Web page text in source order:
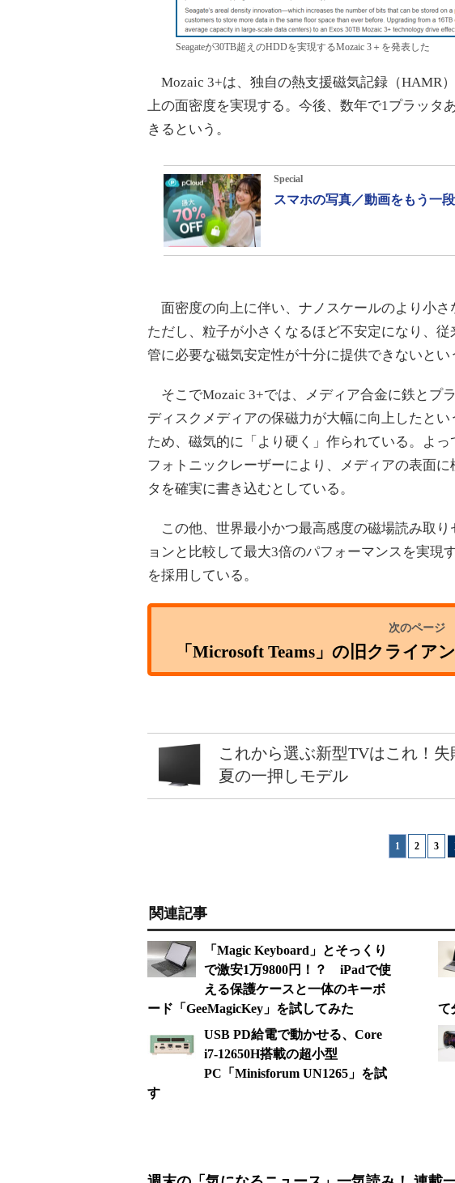
Seagateが30TB超えのHDDを実現するMozaic 3＋を発表した
Mozaic 3+は、独自の熱支援磁気記録（HAMR
上の面密度を実現する。今後、数年で1プラッタ
きるという。
Special
スマホの写真／動画をもう一
面密度の向上に伴い、ナノスケールのより小さ
ただし、粒子が小さくなるほど不安定になり、
管に必要な磁気安定性が十分に提供できないとい
そこでMozaic 3+では、メディア合金に鉄とプ
ディスクメディアの保磁力が大幅に向上したと
ため、磁気的に「より硬く」作られている。よ
フォトニックレーザーにより、メディアの表面
タを確実に書き込むとしている。
この他、世界最小かつ最高感度の磁場読み取
ョンと比較して最大3倍のパフォーマンスを実現
を採用している。
「Microsoft Teams」の旧クライア
これから選ぶ新型TVはこれ！
夏の一押しモデル
1 2 3
関連記事
「Magic Keyboard」とそっくり
で激安1万9800円！？ iPadで使
える保護ケースと一体のキーボ
ード「GeeMagicKey」を試してみた
て
USB PD給電で動かせる、Core
i7-12650H搭載の超小型
PC「Minisforum UN1265」を試
す